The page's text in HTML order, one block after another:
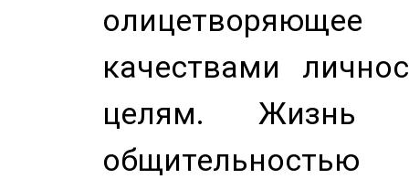
качествами
целям. Жизнь